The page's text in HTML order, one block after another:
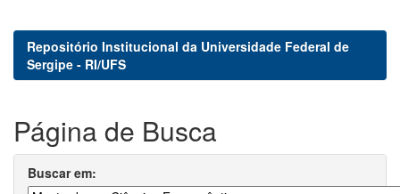
Repositório Institucional da Universidade Federal de
Sergipe - RI/UFS
Página de Busca
Buscar em: